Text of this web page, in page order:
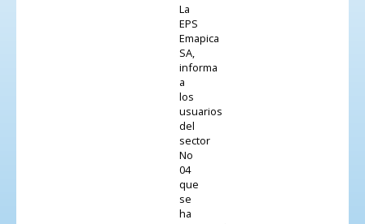
La
EPS
Emapica
SA,
informa
a
los
usuarios
del
sector
No
04
que
se
ha